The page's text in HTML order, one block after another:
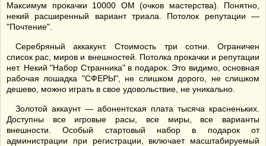
Максимум прокачки 10000 ОМ (очков мастерства). Понятно,
некий расширенный вариант триала. Потолок репутации —
"Почтение".
Серебряный аккакунт. Стоимость три сотни. Ограничен
список рас, миров и внешностей. Потолка прокачки и репутации
нет. Некий "Набор Странника" в подарок. Это видимо, основная
рабочая лошадка "СФЕРЫ", не слишком дорого, не слишком
дешево, можно играть в свое удовольствие, не уникально.
Золотой аккаунт — абонентская плата тысяча красненьких.
Доступны все игровые расы, все миры, все варианты
внешности. Особый стартовый набор в подарок от
администрации при регистрации, включает масштабируемый